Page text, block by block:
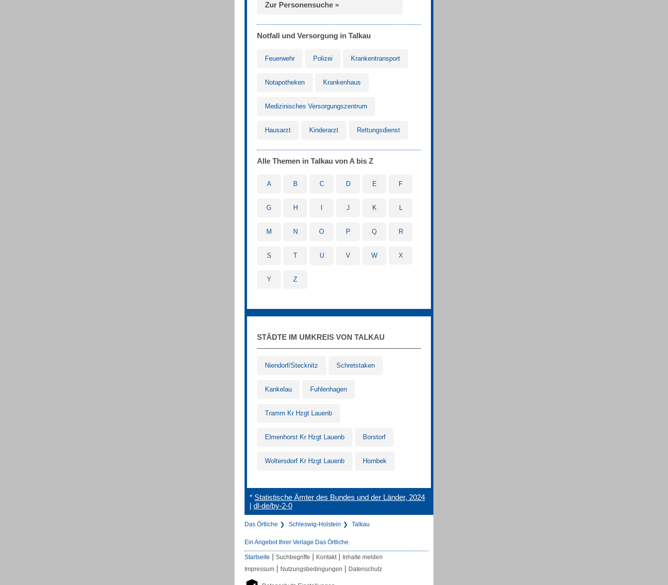
Zur Personensuche »
Notfall und Versorgung in Talkau
Feuerwehr Polizei Krankentransport
Notapotheken Krankenhaus
Medizinisches Versorgungszentrum
Hausarzt Kinderarzt Rettungsdienst
Alle Themen in Talkau von A bis Z
A B C D E F
G H J K L
M N O P Q R
S T U V W X
Y Z
STÄDTE IM UMKREIS VON TALKAU
Niendorf/Stecknitz Schretstaken
Kankelau Fuhlenhagen
Tramm Kr Hzgt Lauenb
Elmenhorst Kr Hzgt Lauenb Borstorf
Woltersdorf Kr Hzgt Lauenb Hornbek
* Statistische Ämter des Bundes und der Länder, 2024
| dl-de/by-2-0
Das Örtliche Schleswig-Holstein Talkau
Ein Angebot Ihrer Verlage Das Örtliche.
Startseite | Suchbegriffe | Kontakt | Inhalte melden
Impressum | Nutzungsbedingungen | Datenschutz